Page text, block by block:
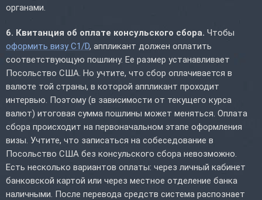
органами.
6. Квитанция об оплате консульского сбора. Чтобы
оформить визу C1/D, аппликант должен оплатить
соответствующую пошлину. Ее размер устанавливает
Посольство США. Но учтите, что сбор оплачивается в
валюте той страны, в которой аппликант проходит
интервью. Поэтому (в зависимости от текущего курса
валют) итоговая сумма пошлины может меняться. Оплата
сбора происходит на первоначальном этапе оформления
визы. Учтите, что записаться на собеседование в
Посольство США без консульского сбора невозможно.
Есть несколько вариантов оплаты: через личный кабинет
банковской картой или через местное отделение банка
наличными. После перевода средств система распознает